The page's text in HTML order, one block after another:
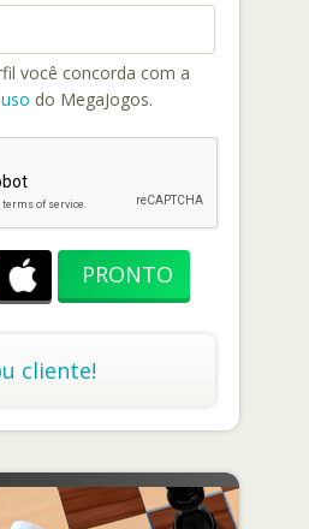
você concorda com a
do MegaJogos.
cliente!